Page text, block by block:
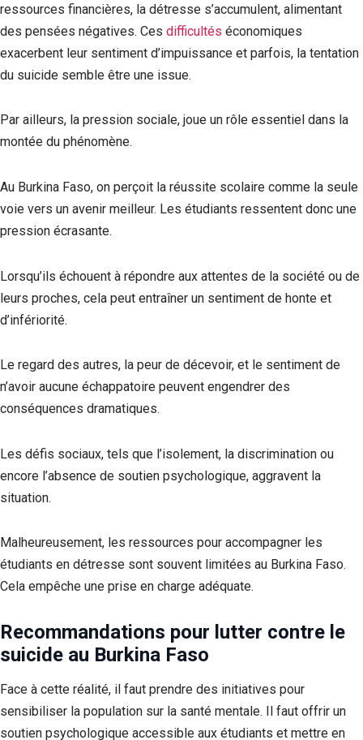
ressources financières, la détresse s’accumulent, alimentant
des pensées négatives. Ces difficultés économiques
exacerbent leur sentiment d’impuissance et parfois, la tentation
du suicide semble être une issue.
Par ailleurs, la pression sociale, joue un rôle essentiel dans la
montée du phénomène.
Au Burkina Faso, on perçoit la réussite scolaire comme la seule
voie vers un avenir meilleur. Les étudiants ressentent donc une
pression écrasante.
Lorsqu’ils échouent à répondre aux attentes de la société ou de
leurs proches, cela peut entraîner un sentiment de honte et
d’infériorité.
Le regard des autres, la peur de décevoir, et le sentiment de
n’avoir aucune échappatoire peuvent engendrer des
conséquences dramatiques.
Les défis sociaux, tels que l’isolement, la discrimination ou
encore l’absence de soutien psychologique, aggravent la
situation.
Malheureusement, les ressources pour accompagner les
étudiants en détresse sont souvent limitées au Burkina Faso.
Cela empêche une prise en charge adéquate.
Recommandations pour lutter contre le
suicide au Burkina Faso
Face à cette réalité, il faut prendre des initiatives pour
sensibiliser la population sur la santé mentale. Il faut offrir un
soutien psychologique accessible aux étudiants et mettre en